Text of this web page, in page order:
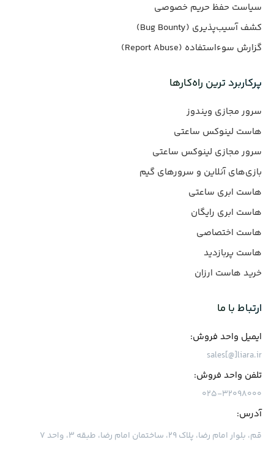
سیاست حفظ حریم خصوصی
کشف آسیب‌پذیری (Bug Bounty)
گزارش سوءاستفاده (Report Abuse)
پرکاربرد ترین راه‌کارها
سرور مجازی ویندوز
هاست لینوکس ساعتی
سرور مجازی لینوکس ساعتی
بازی‌های آنلاین و سرورهای گیم
هاست ابری ساعتی
هاست ابری رایگان
هاست اختصاصی
هاست پربازدید
خرید هاست ارزان
ارتباط با ما
ایمیل واحد فروش:
sales[@]liara.ir
تلفن واحد فروش:
۰۲۵-۳۲۰۹۸۰۰۰
آدرس:
قم، بلوار امام رضا، پلاک ۲۹، ساختمان امام رضا، طبقه ۳، واحد ۷